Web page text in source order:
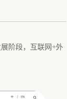
阶段，互联网+外